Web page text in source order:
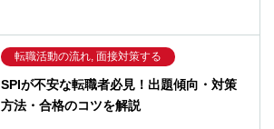
転職活動の流れ, 面接対策する
SPIが不安な転職者必見！出題傾向・対策
方法・合格のコツを解説